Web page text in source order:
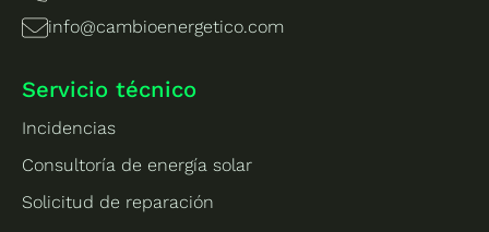
info@cambioenergetico.com
Servicio técnico
Incidencias
Consultoría de energía solar
Solicitud de reparación